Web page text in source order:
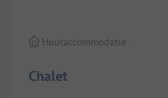
Chalet
Huuraccommodatie